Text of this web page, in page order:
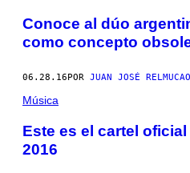
Conoce al dúo
como concepto
06.28.16 POR JUAN JOSÉ RELMUCAO
Música
Este es el cartel
2016